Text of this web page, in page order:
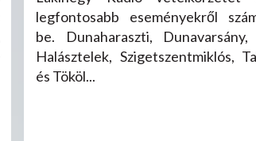
legfontosabb eseményekről
be. Dunaharaszti, Dunavarsány,
Halásztelek, Szigetszentmiklós,
és Tököl...